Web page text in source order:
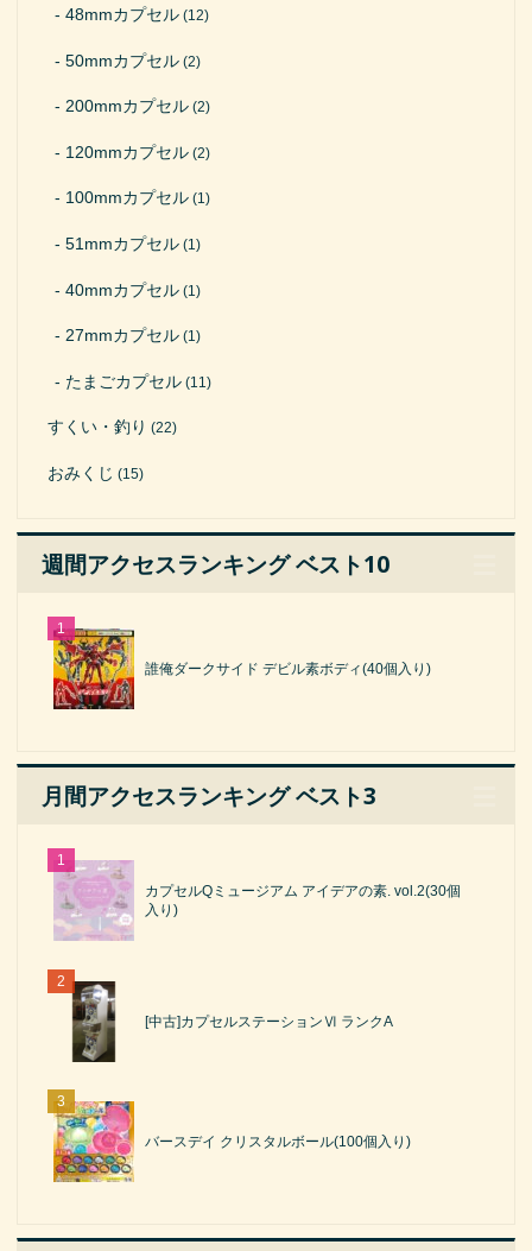
48mmカプセル(12)
50mmカプセル(2)
200mmカプセル(2)
120mmカプセル(2)
100mmカプセル(1)
51mmカプセル(1)
40mmカプセル(1)
27mmカプセル(1)
たまごカプセル(11)
すくい・釣り (22)
おみくじ (15)
週間アクセスランキング ベスト10
誰俺ダークサイド デビル素ボディ(40個入り)
月間アクセスランキング ベスト3
カプセルQミュージアム アイデアの素. vol.2(30個
入り)
[中古]カプセルステーションⅥ ランクA
バースデイ クリスタルボール(100個入り)